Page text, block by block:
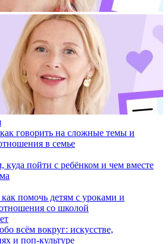
говорить на сложные темы и
в семье
пойти с ребёнком и чем вместе
помочь детям с уроками и
со школой
всём вокруг: искусстве,
и поп-культуре